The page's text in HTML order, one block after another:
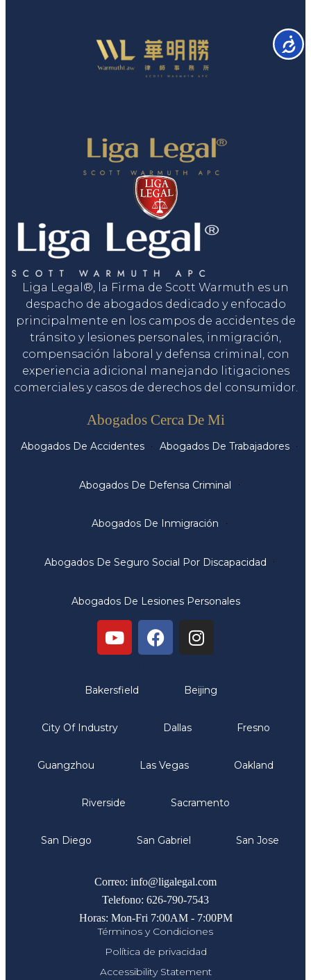
Liga Legal®, la Firma de Scott Warmuth es un
despacho de abogados dedicado y enfocado
principalmente en los campos de accidentes de
tránsito y lesiones personales, inmigración,
compensación laboral y defensa criminal, con
experiencia adicional manejando litigaciones
comerciales y casos de derechos del consumidor.
Abogados Cerca De Mi
Abogados De Accidentes Abogados De Trabajadores
Abogados De Defensa Criminal
Abogados De Inmigración
Abogados De Seguro Social Por Discapacidad
Abogados De Lesiones Personales
Bakersfield Beijing
City Of Industry Dallas Fresno
Guangzhou Las Vegas Oakland
Riverside Sacramento
San Diego San Gabriel San Jose
Correo: info@ligalegal.com
Telefono: 626-790-7543
Horas: Mon-Fri 7:00AM - 7:00PM
Términos y Condiciones
Política de privacidad
Accessibility Statement